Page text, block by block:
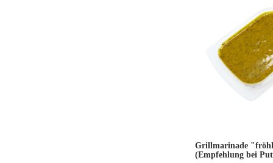
Grillmarinade
(Empfehlung bei